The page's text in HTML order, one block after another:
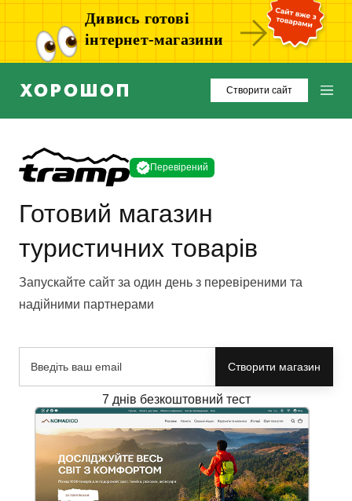
Дивись готові
інтернет-магазини
Створити сайт
Перевірений
Готовий магазин
туристичних товарів
Запускайте сайт за один день з перевіреними та
надійними партнерами
Створити магазин
7 днів безкоштовний тест